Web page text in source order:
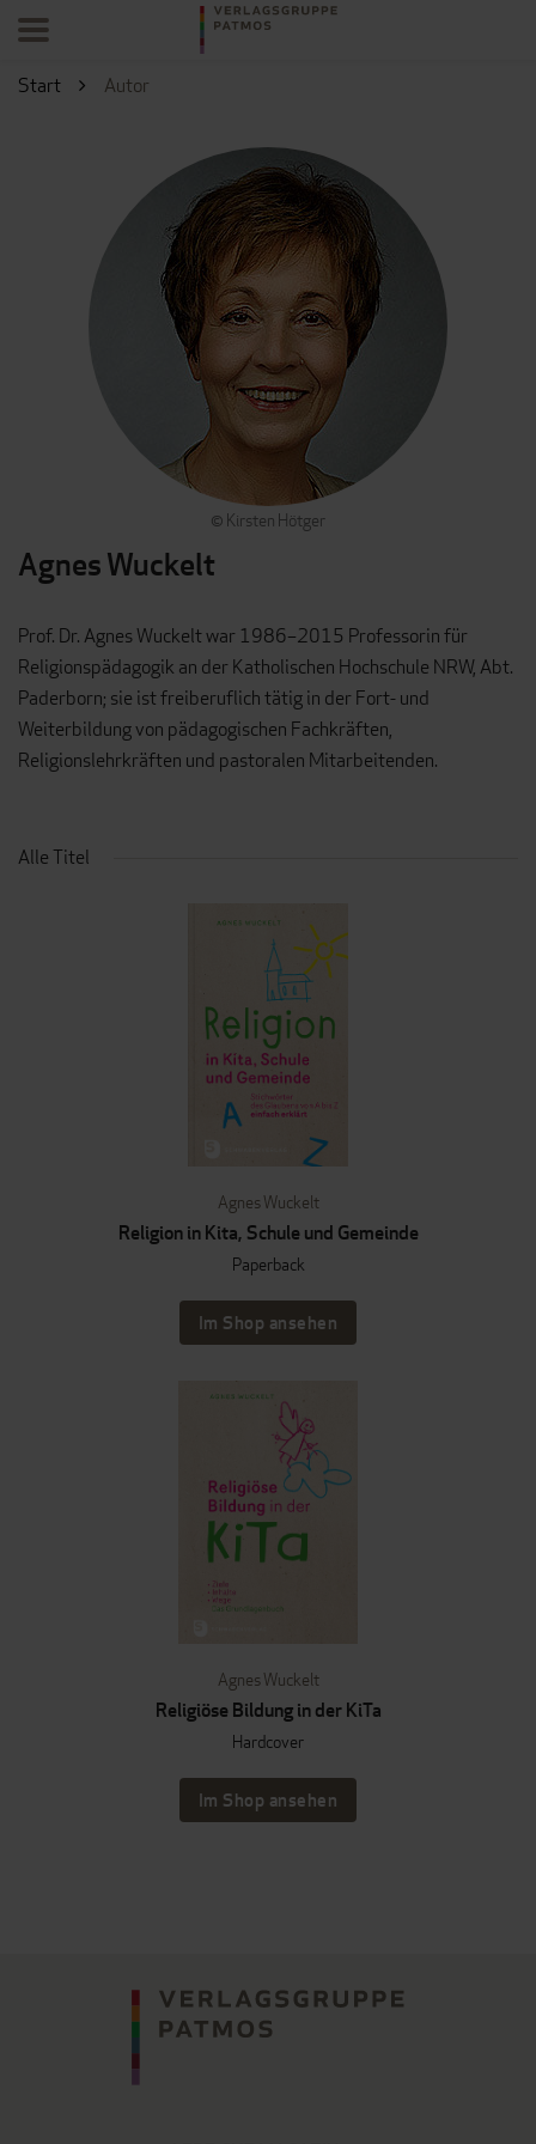
Start Autor
© Kirsten Hötger
Agnes Wuckelt
Prof. Dr. Agnes Wuckelt war 1986–2015 Professorin für
Religionspädagogik an der Katholischen Hochschule NRW, Abt.
Paderborn; sie ist freiberuflich tätig in der Fort- und
Weiterbildung von pädagogischen Fachkräften,
Religionslehrkräften und pastoralen Mitarbeitenden.
Alle Titel
Agnes Wuckelt
Religion in Kita, Schule und Gemeinde
Paperback
Im Shop ansehen
Agnes Wuckelt
Religiöse Bildung in der KiTa
Hardcover
Im Shop ansehen